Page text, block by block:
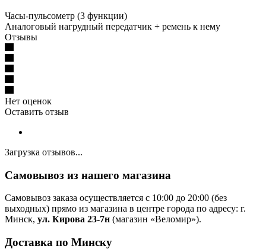
Часы-пульсометр (3 функции)
Аналоговый нагрудный передатчик + ремень к нему
Отзывы
Нет оценок
Оставить отзыв
Загрузка отзывов...
Самовывоз из нашего магазина
Самовывоз заказа осуществляется с 10:00 до 20:00 (без
выходных) прямо из магазина в центре города по адресу: г.
Минск, ул. Кирова 23-7н (магазин «Веломир»).
Доставка по Минску